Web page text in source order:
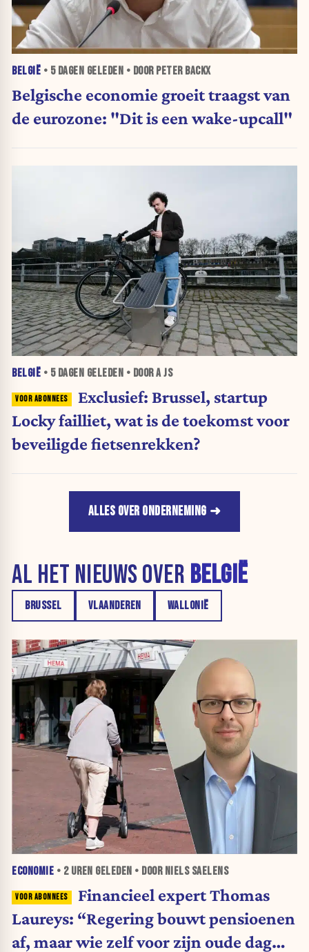
BELGIË • 5 DAGEN GELEDEN • DOOR PETER BACKX
Belgische economie groeit traagst van
de eurozone: "Dit is een wake-upcall"
BELGIË • 5 DAGEN GELEDEN • DOOR A JS
Exclusief: Brussel, startup
Locky failliet, wat is de toekomst voor
beveiligde fietsenrekken?
ALLES OVER ONDERNEMING
AL HET NIEUWS OVER BELGIË
BRUSSEL VLAANDEREN WALLONIË
ECONOMIE • 2 UREN GELEDEN • DOOR NIELS SAELENS
Financieel expert Thomas
Laureys: “Regering bouwt pensioenen
af, maar wie zelf voor zijn oude dag